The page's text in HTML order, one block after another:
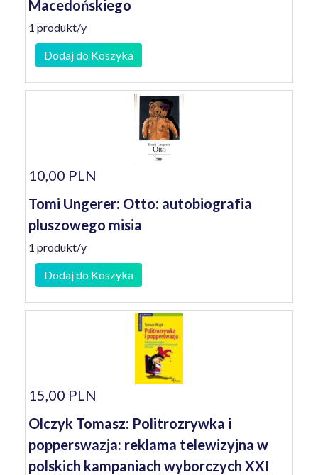
Macedońskiego
1 produkt/y
Dodaj do Koszyka
10,00 PLN
Tomi Ungerer: Otto: autobiografia
pluszowego misia
1 produkt/y
Dodaj do Koszyka
15,00 PLN
Olczyk Tomasz: Politrozrywka i
popperswazja: reklama telewizyjna w
polskich kampaniach wyborczych XXI